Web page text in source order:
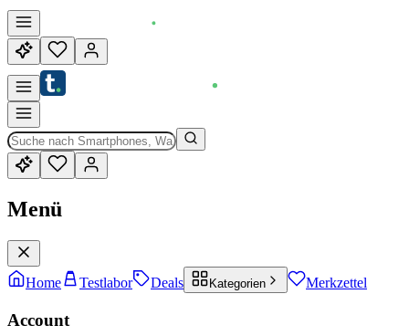
Menü
Home Testlabor Deals Kategorien Merkzettel
Account